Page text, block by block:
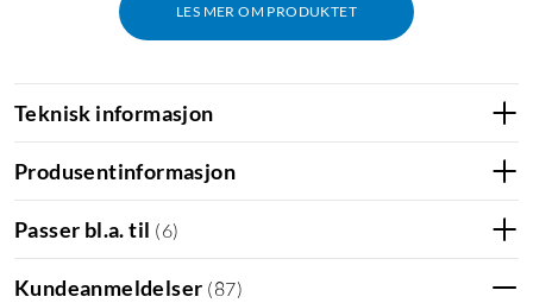
LES MER OM PRODUKTET
Teknisk informasjon
Produsentinformasjon
Passer bl.a. til (6)
Kundeanmeldelser (87)